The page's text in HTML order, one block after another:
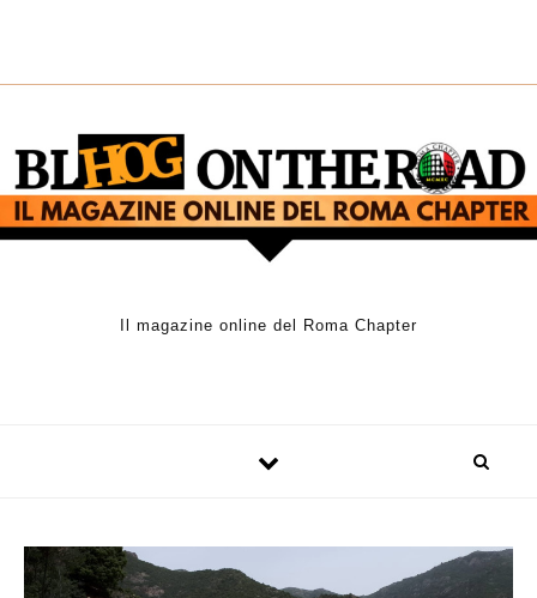
Il magazine online del Roma Chapter